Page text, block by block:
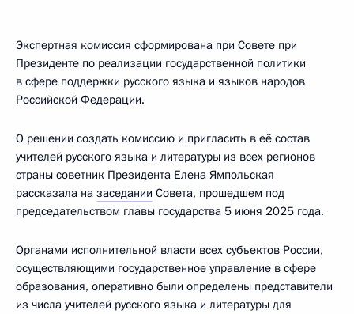
Экспертная комиссия сформирована при Совете при
Президенте по реализации государственной политики
в сфере поддержки русского языка и языков народов
Российской Федерации.
О решении создать комиссию и пригласить в её состав
учителей русского языка и литературы из всех регионов
страны советник Президента Елена Ямпольская
рассказала на заседании Совета, прошедшем под
председательством главы государства 5 июня 2025 года.
Органами исполнительной власти всех субъектов России,
осуществляющими государственное управление в сфере
образования, оперативно были определены представители
из числа учителей русского языка и литературы для